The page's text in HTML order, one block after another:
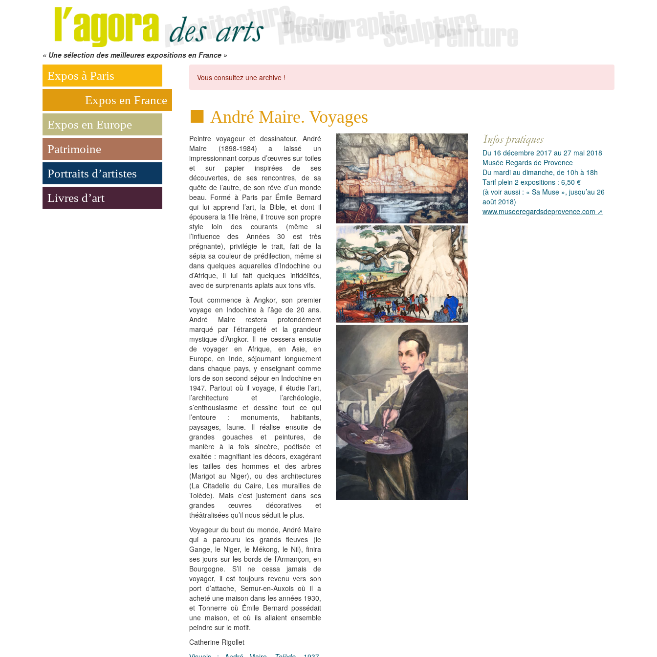
« Une sélection des meilleures expositions en France »
Expos à Paris
Expos en France
Expos en Europe
Patrimoine
Portraits d’artistes
Livres d’art
Vous consultez une archive !
André Maire. Voyages
Peintre voyageur et dessinateur, André
Maire (1898-1984) a laissé un
impressionnant corpus d’œuvres sur toiles
et sur papier inspirées de ses
découvertes, de ses rencontres, de sa
quête de l’autre, de son rêve d’un monde
beau. Formé à Paris par Émile Bernard
qui lui apprend l’art, la Bible, et dont il
épousera la fille Irène, il trouve son propre
style loin des courants (même si
l’influence des Années 30 est très
prégnante), privilégie le trait, fait de la
sépia sa couleur de prédilection, même si
dans quelques aquarelles d’Indochine ou
d’Afrique, il lui fait quelques infidélités,
avec de surprenants aplats aux tons vifs.
Tout commence à Angkor, son premier
voyage en Indochine à l’âge de 20 ans.
André Maire restera profondément
marqué par l’étrangeté et la grandeur
mystique d’Angkor. Il ne cessera ensuite
de voyager en Afrique, en Asie, en
Europe, en Inde, séjournant longuement
dans chaque pays, y enseignant comme
lors de son second séjour en Indochine en
1947. Partout où il voyage, il étudie l’art,
l’architecture et l’archéologie,
s’enthousiasme et dessine tout ce qui
l’entoure : monuments, habitants,
paysages, faune. Il réalise ensuite de
grandes gouaches et peintures, de
manière à la fois sincère, poétisée et
exaltée : magnifiant les décors, exagérant
les tailles des hommes et des arbres
(Marigot au Niger), ou des architectures
(La Citadelle du Caire, Les murailles de
Tolède). Mais c’est justement dans ses
grandes œuvres décoratives et
théâtralisées qu’il nous séduit le plus.
Voyageur du bout du monde, André Maire
qui a parcouru les grands fleuves (le
Gange, le Niger, le Mékong, le Nil), finira
ses jours sur les bords de l’Armançon, en
Bourgogne. S’il ne cessa jamais de
voyager, il est toujours revenu vers son
port d’attache, Semur-en-Auxois où il a
acheté une maison dans les années 1930,
et Tonnerre où Émile Bernard possédait
une maison, et où ils allaient ensemble
peindre sur le motif.
Catherine Rigollet
Du 16 décembre 2017 au 27 mai 2018
Musée Regards de Provence
Du mardi au dimanche, de 10h à 18h
Tarif plein 2 expositions : 6,50 €
(à voir aussi : « Sa Muse », jusqu’au 26
août 2018)
www.museeregardsdeprovence.com